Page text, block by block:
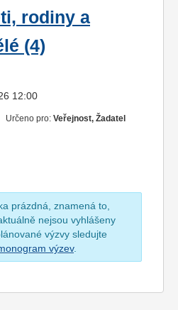
rodiny a
(4)
12:00
Určeno pro: Veřejnost, Žadatel
prázdná, znamená to,
nejsou vyhlášeny
výzvy sledujte
výzev.